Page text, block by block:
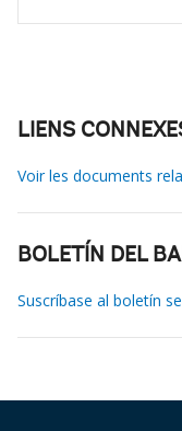
LIENS
Voir les documents
BOLETÍN DEL
Suscríbase al boletín